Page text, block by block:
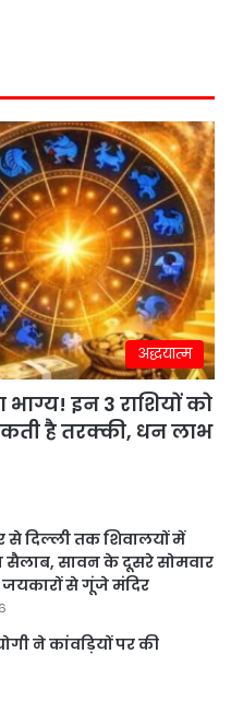
अद्धयात्म
इन 3 राशियों को
है तरक्की, धन लाभ
से दिल्ली तक शिवालयों में
सैलाब, सावन के दूसरे सोमवार
से गूंजे मंदिर
ने कांवड़ियों पर की